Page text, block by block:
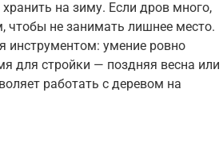
на зиму. Если дров много,
не занимать лишнее место.
инструментом: умение ровно
для стройки — поздняя весна или
работать с деревом на